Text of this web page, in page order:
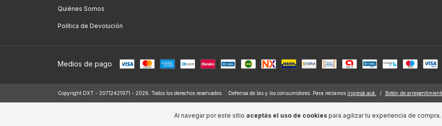
Al navegar por este sitio aceptás el uso de cookiespara agilizar tu experiencia de compra.
Quiénes Somos
Política de Devolución
Medios de pago
Copyright DXT - 30712421971 - 2026. Todos los derechos reservados. Defensa de las y los consumidores. Para reclamos ingresá acá. / Botón de